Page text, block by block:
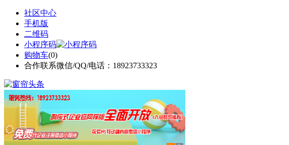
社区中心
手机版
二维码
小程序码
购物车(0)
合作联系微信/QQ/电话：18923733323